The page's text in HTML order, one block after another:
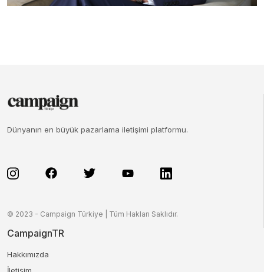
Dünyanın en büyük pazarlama iletişimi platformu.
© 2023 - Campaign Türkiye | Tüm Hakları Saklıdır.
CampaignTR
Hakkımızda